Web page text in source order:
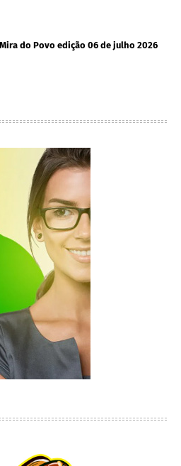
do Povo edição 06 de julho 2026